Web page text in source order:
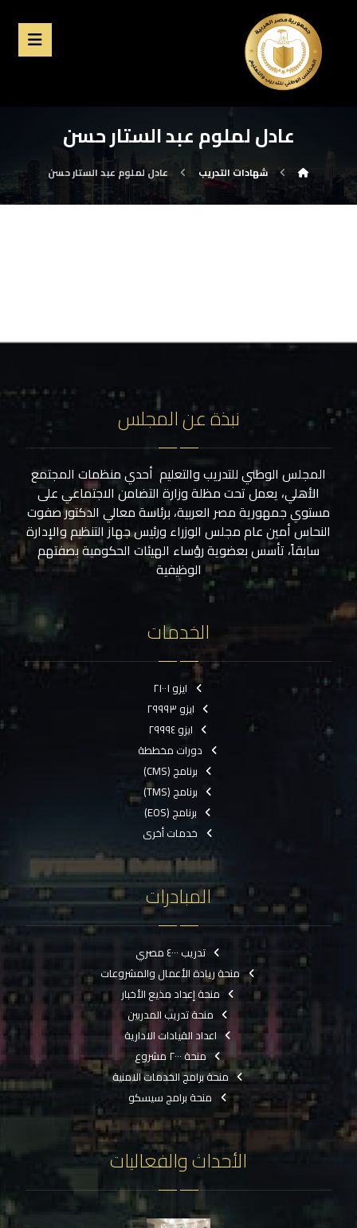
عادل لملوم عبد الستار حسن
شهادات التدريب عادل لملوم عبد الستار حسن
نبذة عن المجلس
المجلس الوطني للتدريب والتعليم أحدي منظمات المجتمع
الأهلي، يعمل تحت مظلة وزارة التضامن الاجتماعي على
مستوي جمهورية مصر العربية، برئاسة معالي الدكتور صفوت
النحاس أمين عام مجلس الوزراء ورئيس جهاز التنظيم والإدارة
سابقاً، تأسس بعضوية رؤساء الهيئات الحكومية بصفتهم
الوظيفية
الخدمات
ايزو ٢١٠٠١
ايزو ٢٩٩٩٣
ايزو ٢٩٩٩٤
دورات مخططة
برنامج (CMS)
برنامج (TMS)
برنامج (EOS)
خدمات أخرى
المبادرات
تدريب ٤٠٠٠ مصري
منحة ريادة الأعمال والمشروعات
منحة إعداد مذيع الأخبار
منحة تدريب المدربين
اعداد القيادات الادارية
منحة ٢٠٠٠ مشروع
منحة برامج الخدمات الامنية
منحة برامج سيسكو
الأحداث والفعاليات